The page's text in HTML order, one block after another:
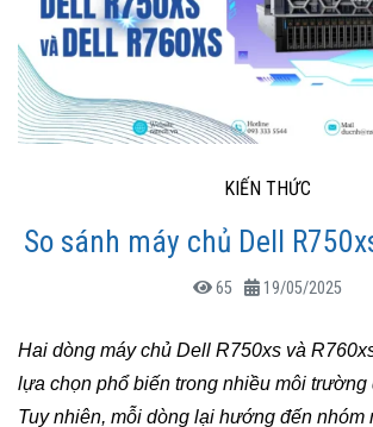
KIẾN THỨC
So sánh máy chủ Dell
65 19/05/2025
Hai dòng máy chủ Dell R750xs và
lựa chọn phổ biến trong nhiều môi trường
Tuy nhiên, mỗi dòng lại hướng đến nhóm